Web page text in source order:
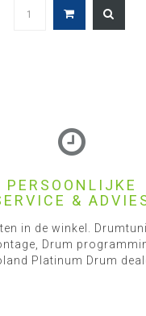
PERSOONLIJKE
&
in de winkel.
Drum
Platinum Drum